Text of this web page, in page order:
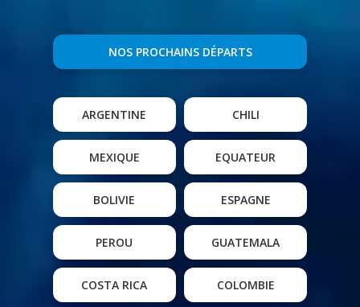
NOS PROCHAINS DÉPARTS
ARGENTINE CHILI
MEXIQUE EQUATEUR
BOLIVIE ESPAGNE
PEROU GUATEMALA
COSTA RICA COLOMBIE